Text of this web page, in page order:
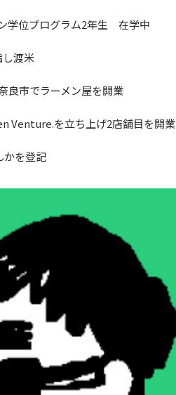
学位プログラム2年生 在学中
渡米
良市でラーメン屋を開業
Venture.を立ち上げ2店舗目を開業
かを登記